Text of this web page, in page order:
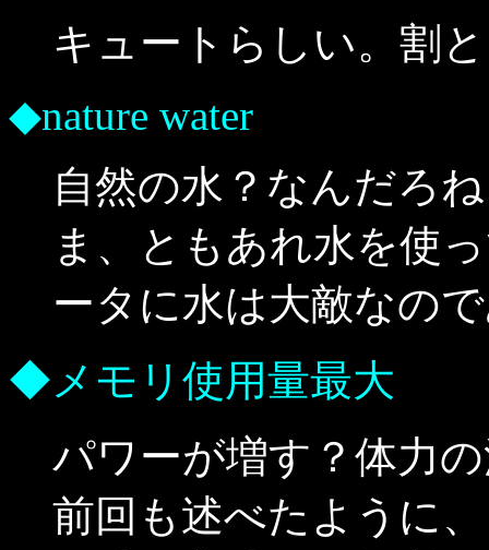
キュートらしい。割
◆nature water
自然の水？なんだろ
ま、ともあれ水を使
ータに水は大敵なの
◆メモリ使用量最大
パワーが増す？体力
前回も述べたように